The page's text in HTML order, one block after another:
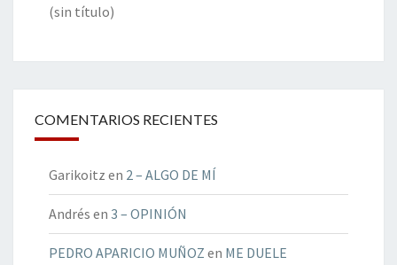
(sin título)
COMENTARIOS RECIENTES
Garikoitz en 2 – ALGO DE MÍ
Andrés en 3 – OPINIÓN
PEDRO APARICIO MUÑOZ en ME DUELE